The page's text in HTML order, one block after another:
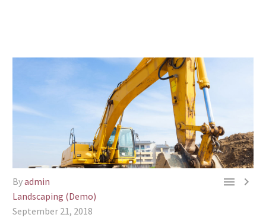
 
Byadmin
Landscaping (Demo)
September 21, 2018